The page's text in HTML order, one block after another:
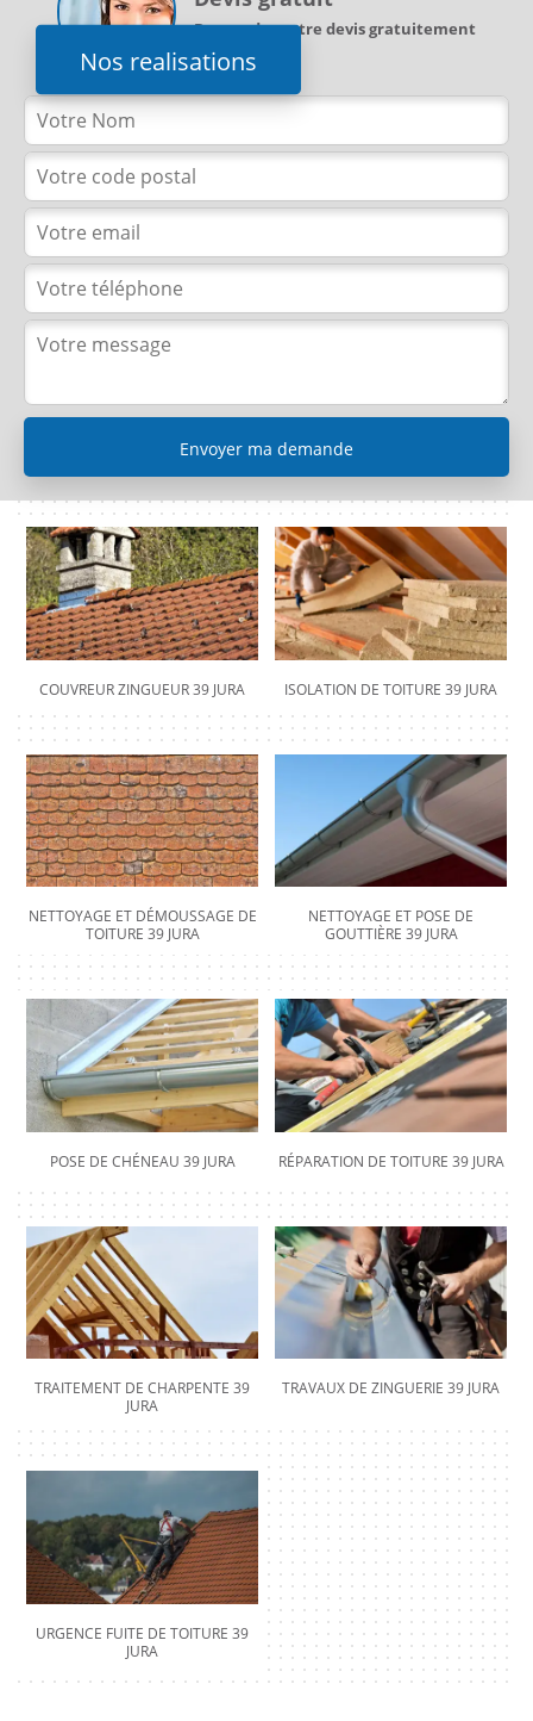
Nos realisations
Demandez votre devis gratuitement
COUVREUR ZINGUEUR 39 JURA ISOLATION DE TOITURE 39 JURA
NETTOYAGE ET DÉMOUSSAGE DE
TOITURE 39 JURA
NETTOYAGE ET POSE DE
GOUTTIÈRE 39 JURA
POSE DE CHÉNEAU 39 JURA RÉPARATION DE TOITURE 39 JURA
TRAITEMENT DE CHARPENTE 39
JURA
TRAVAUX DE ZINGUERIE 39 JURA
URGENCE FUITE DE TOITURE 39
JURA